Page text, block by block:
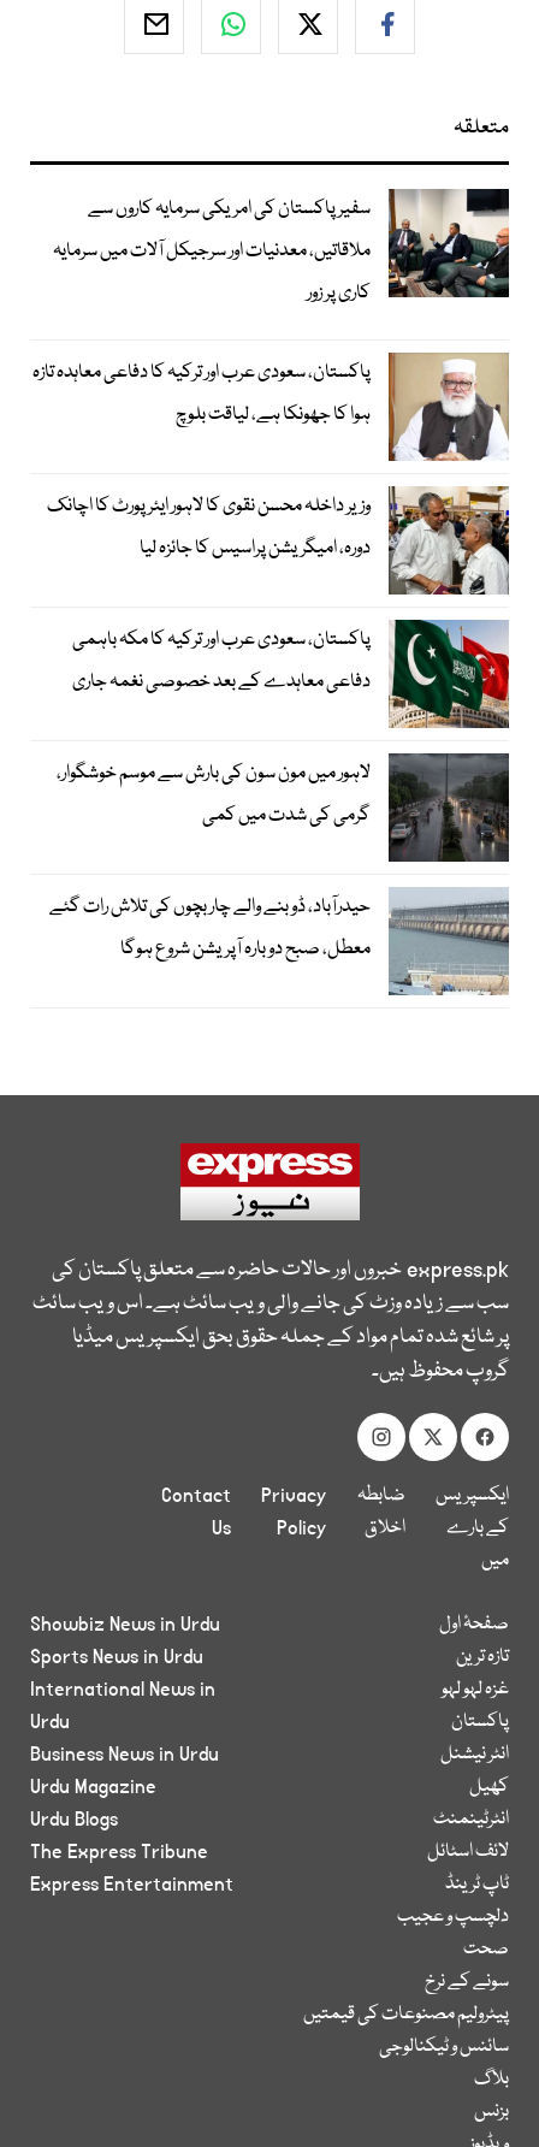
متعلقہ
سفیر پاکستان کی امریکی سرمایہ کاروں سے
ملاقاتیں، معدنیات اور سرجیکل آلات میں سرمایہ
کاری پر زور
پاکستان، سعودی عرب اور ترکیہ کا دفاعی معاہدہ تازہ
ہوا کا جھونکا ہے، لیاقت بلوچ
وزیر داخلہ محسن نقوی کا لاہور ایئر پورٹ کا اچانک
دورہ، امیگریشن پراسیس کا جائزہ لیا
پاکستان، سعودی عرب اور ترکیہ کا مکہ باہمی
دفاعی معاہدے کے بعد خصوصی نغمہ جاری
لاہور میں مون سون کی بارش سے موسم خوشگوار،
گرمی کی شدت میں کمی
حیدرآباد، ڈوبنے والے چار بچوں کی تلاش رات گئے
معطل، صبح دوبارہ آپریشن شروع ہوگا
express.pkخبروں اور حالات حاضرہ سے متعلق پاکستان کی
سب سے زیادہ وزٹ کی جانے والی ویب سائٹ ہے۔ اس ویب سائٹ
پر شائع شدہ تمام مواد کے جملہ حقوق بحق ایکسپریس میڈیا
گروپ محفوظ ہیں۔
ایکسپریس
کے بارے
میں
ضابطہ
اخلاق
Privacy
Policy
Contact
Us
صفحۂ اول
تازہ ترین
غزہ لہو لہو
پاکستان
انٹر نیشنل
کھیل
انٹرٹینمنٹ
لائف اسٹائل
ٹاپ ٹرینڈ
دلچسپ و عجیب
صحت
سونے کے نرخ
پیٹرولیم مصنوعات کی قیمتیں
سائنس و ٹیکنالوجی
بلاگ
بزنس
Showbiz News in Urdu
Sports News in Urdu
International News in
Urdu
Business News in Urdu
Urdu Magazine
Urdu Blogs
The Express Tribune
Express Entertainment